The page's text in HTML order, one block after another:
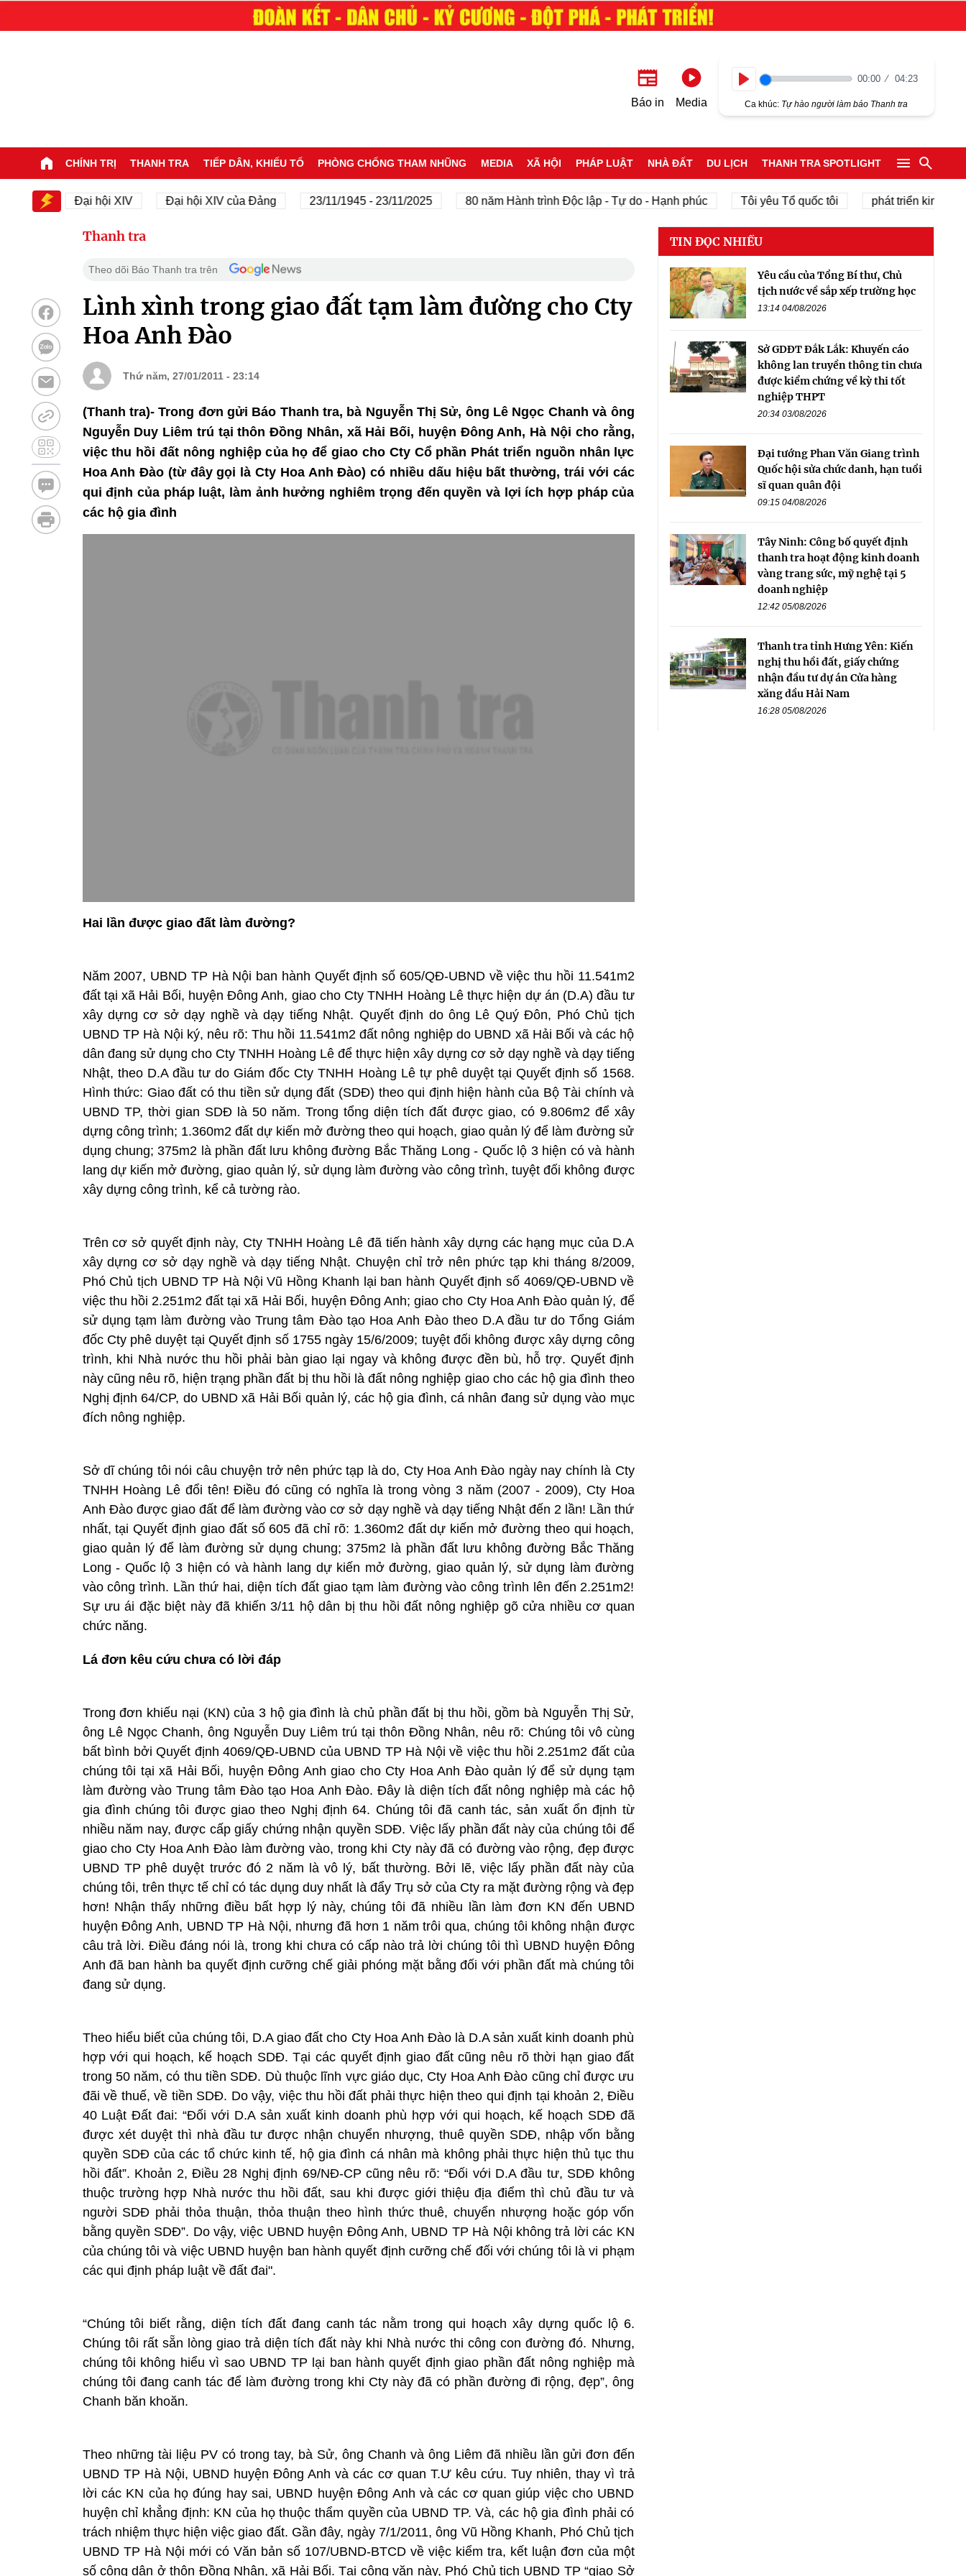
Báo in Media
00:00 04:23
Ca khúc: Tự hào người làm báo Thanh tra
CHÍNH TRỊ THANH TRA TIẾP DÂN, KHIẾU TỐ PHÒNG CHỐNG THAM NHŨNG MEDIA XÃ HỘI PHÁP LUẬT NHÀ ĐẤT DU LỊCH THANH TRA SPOTLIGHT
Đại hội XIV Đại hội XIV của Đảng 23/11/1945 - 23/11/2025 80 năm Hành trình Độc lập - Tự do - Hạnh phúc Tôi yêu Tổ quốc tôi phát triển kinh tế tư
Thanh tra
Theo dõi Báo Thanh tra trên
Lình xình trong giao đất tạm làm đường cho Cty
Hoa Anh Đào
Thứ năm, 27/01/2011 - 23:14
(Thanh tra)- Trong đơn gửi Báo Thanh tra, bà Nguyễn Thị Sử, ông Lê Ngọc Chanh và ông
Nguyễn Duy Liêm trú tại thôn Đồng Nhân, xã Hải Bối, huyện Đông Anh, Hà Nội cho rằng,
việc thu hồi đất nông nghiệp của họ để giao cho Cty Cổ phần Phát triển nguồn nhân lực
Hoa Anh Đào (từ đây gọi là Cty Hoa Anh Đào) có nhiều dấu hiệu bất thường, trái với các
qui định của pháp luật, làm ảnh hưởng nghiêm trọng đến quyền và lợi ích hợp pháp của
các hộ gia đình
Hai lần được giao đất làm đường?
Năm 2007, UBND TP Hà Nội ban hành Quyết định số 605/QĐ-UBND về việc thu hồi 11.541m2
đất tại xã Hải Bối, huyện Đông Anh, giao cho Cty TNHH Hoàng Lê thực hiện dự án (D.A) đầu tư
xây dựng cơ sở dạy nghề và dạy tiếng Nhật. Quyết định do ông Lê Quý Đôn, Phó Chủ tịch
UBND TP Hà Nội ký, nêu rõ: Thu hồi 11.541m2 đất nông nghiệp do UBND xã Hải Bối và các hộ
dân đang sử dụng cho Cty TNHH Hoàng Lê để thực hiện xây dựng cơ sở dạy nghề và dạy tiếng
Nhật, theo D.A đầu tư do Giám đốc Cty TNHH Hoàng Lê tự phê duyệt tại Quyết định số 1568.
Hình thức: Giao đất có thu tiền sử dụng đất (SDĐ) theo qui định hiện hành của Bộ Tài chính và
UBND TP, thời gian SDĐ là 50 năm. Trong tổng diện tích đất được giao, có 9.806m2 để xây
dựng công trình; 1.360m2 đất dự kiến mở đường theo qui hoạch, giao quản lý để làm đường sử
dụng chung; 375m2 là phần đất lưu không đường Bắc Thăng Long - Quốc lộ 3 hiện có và hành
lang dự kiến mở đường, giao quản lý, sử dụng làm đường vào công trình, tuyệt đối không được
xây dựng công trình, kể cả tường rào.
Trên cơ sở quyết định này, Cty TNHH Hoàng Lê đã tiến hành xây dựng các hạng mục của D.A
xây dựng cơ sở dạy nghề và dạy tiếng Nhật. Chuyện chỉ trở nên phức tạp khi tháng 8/2009,
Phó Chủ tịch UBND TP Hà Nội Vũ Hồng Khanh lại ban hành Quyết định số 4069/QĐ-UBND về
việc thu hồi 2.251m2 đất tại xã Hải Bối, huyện Đông Anh; giao cho Cty Hoa Anh Đào quản lý, để
sử dụng tạm làm đường vào Trung tâm Đào tạo Hoa Anh Đào theo D.A đầu tư do Tổng Giám
đốc Cty phê duyệt tại Quyết định số 1755 ngày 15/6/2009; tuyệt đối không được xây dựng công
trình, khi Nhà nước thu hồi phải bàn giao lại ngay và không được đền bù, hỗ trợ. Quyết định
này cũng nêu rõ, hiện trạng phần đất bị thu hồi là đất nông nghiệp giao cho các hộ gia đình theo
Nghị định 64/CP, do UBND xã Hải Bối quản lý, các hộ gia đình, cá nhân đang sử dụng vào mục
đích nông nghiệp.
Sở dĩ chúng tôi nói câu chuyện trở nên phức tạp là do, Cty Hoa Anh Đào ngày nay chính là Cty
TNHH Hoàng Lê đổi tên! Điều đó cũng có nghĩa là trong vòng 3 năm (2007 - 2009), Cty Hoa
Anh Đào được giao đất để làm đường vào cơ sở dạy nghề và dạy tiếng Nhật đến 2 lần! Lần thứ
nhất, tại Quyết định giao đất số 605 đã chỉ rõ: 1.360m2 đất dự kiến mở đường theo qui hoạch,
giao quản lý để làm đường sử dụng chung; 375m2 là phần đất lưu không đường Bắc Thăng
Long - Quốc lộ 3 hiện có và hành lang dự kiến mở đường, giao quản lý, sử dụng làm đường
vào công trình. Lần thứ hai, diện tích đất giao tạm làm đường vào công trình lên đến 2.251m2!
Sự ưu ái đặc biệt này đã khiến 3/11 hộ dân bị thu hồi đất nông nghiệp gõ cửa nhiều cơ quan
chức năng.
Lá đơn kêu cứu chưa có lời đáp
Trong đơn khiếu nại (KN) của 3 hộ gia đình là chủ phần đất bị thu hồi, gồm bà Nguyễn Thị Sử,
ông Lê Ngọc Chanh, ông Nguyễn Duy Liêm trú tại thôn Đồng Nhân, nêu rõ: Chúng tôi vô cùng
bất bình bởi Quyết định 4069/QĐ-UBND của UBND TP Hà Nội về việc thu hồi 2.251m2 đất của
chúng tôi tại xã Hải Bối, huyện Đông Anh giao cho Cty Hoa Anh Đào quản lý để sử dụng tạm
làm đường vào Trung tâm Đào tạo Hoa Anh Đào. Đây là diện tích đất nông nghiệp mà các hộ
gia đình chúng tôi được giao theo Nghị định 64. Chúng tôi đã canh tác, sản xuất ổn định từ
nhiều năm nay, được cấp giấy chứng nhận quyền SDĐ. Việc lấy phần đất này của chúng tôi để
giao cho Cty Hoa Anh Đào làm đường vào, trong khi Cty này đã có đường vào rộng, đẹp được
UBND TP phê duyệt trước đó 2 năm là vô lý, bất thường. Bởi lẽ, việc lấy phần đất này của
chúng tôi, trên thực tế chỉ có tác dụng duy nhất là đẩy Trụ sở của Cty ra mặt đường rộng và đẹp
hơn! Nhận thấy những điều bất hợp lý này, chúng tôi đã nhiều lần làm đơn KN đến UBND
huyện Đông Anh, UBND TP Hà Nội, nhưng đã hơn 1 năm trôi qua, chúng tôi không nhận được
câu trả lời. Điều đáng nói là, trong khi chưa có cấp nào trả lời chúng tôi thì UBND huyện Đông
Anh đã ban hành ba quyết định cưỡng chế giải phóng mặt bằng đối với phần đất mà chúng tôi
đang sử dụng.
Theo hiểu biết của chúng tôi, D.A giao đất cho Cty Hoa Anh Đào là D.A sản xuất kinh doanh phù
hợp với qui hoạch, kế hoạch SDĐ. Tại các quyết định giao đất cũng nêu rõ thời hạn giao đất
trong 50 năm, có thu tiền SDĐ. Dù thuộc lĩnh vực giáo dục, Cty Hoa Anh Đào cũng chỉ được ưu
đãi về thuế, về tiền SDĐ. Do vậy, việc thu hồi đất phải thực hiện theo qui định tại khoản 2, Điều
40 Luật Đất đai: “Đối với D.A sản xuất kinh doanh phù hợp với qui hoạch, kế hoạch SDĐ đã
được xét duyệt thì nhà đầu tư được nhận chuyển nhượng, thuê quyền SDĐ, nhập vốn bằng
quyền SDĐ của các tổ chức kinh tế, hộ gia đình cá nhân mà không phải thực hiện thủ tục thu
hồi đất”. Khoản 2, Điều 28 Nghị định 69/NĐ-CP cũng nêu rõ: “Đối với D.A đầu tư, SDĐ không
thuộc trường hợp Nhà nước thu hồi đất, sau khi được giới thiệu địa điểm thì chủ đầu tư và
người SDĐ phải thỏa thuận, thỏa thuận theo hình thức thuê, chuyển nhượng hoặc góp vốn
bằng quyền SDĐ”. Do vậy, việc UBND huyện Đông Anh, UBND TP Hà Nội không trả lời các KN
của chúng tôi và việc UBND huyện ban hành quyết định cưỡng chế đối với chúng tôi là vi phạm
các qui định pháp luật về đất đai".
“Chúng tôi biết rằng, diện tích đất đang canh tác nằm trong qui hoạch xây dựng quốc lộ 6.
Chúng tôi rất sẵn lòng giao trả diện tích đất này khi Nhà nước thi công con đường đó. Nhưng,
chúng tôi không hiểu vì sao UBND TP lại ban hành quyết định giao phần đất nông nghiệp mà
chúng tôi đang canh tác để làm đường trong khi Cty này đã có phần đường đi rộng, đẹp”, ông
Chanh băn khoăn.
Theo những tài liệu PV có trong tay, bà Sử, ông Chanh và ông Liêm đã nhiều lần gửi đơn đến
UBND TP Hà Nội, UBND huyện Đông Anh và các cơ quan T.Ư kêu cứu. Tuy nhiên, thay vì trả
lời các KN của họ đúng hay sai, UBND huyện Đông Anh và các cơ quan giúp việc cho UBND
huyện chỉ khẳng định: KN của họ thuộc thẩm quyền của UBND TP. Và, các hộ gia đình phải có
trách nhiệm thực hiện việc giao đất. Gần đây, ngày 7/1/2011, ông Vũ Hồng Khanh, Phó Chủ tịch
UBND TP Hà Nội mới có Văn bản số 107/UBND-BTCD về việc kiểm tra, kết luận đơn của một
số công dân ở thôn Đồng Nhân, xã Hải Bối. Tại công văn này, Phó Chủ tịch UBND TP “giao Sở
TIN ĐỌC NHIỀU
Yêu cầu của Tổng Bí thư, Chủ
tịch nước về sắp xếp trường học
13:14 04/08/2026
Sở GDĐT Đắk Lắk: Khuyến cáo
không lan truyền thông tin chưa
được kiểm chứng về kỳ thi tốt
nghiệp THPT
20:34 03/08/2026
Đại tướng Phan Văn Giang trình
Quốc hội sửa chức danh, hạn tuổi
sĩ quan quân đội
09:15 04/08/2026
Tây Ninh: Công bố quyết định
thanh tra hoạt động kinh doanh
vàng trang sức, mỹ nghệ tại 5
doanh nghiệp
12:42 05/08/2026
Thanh tra tỉnh Hưng Yên: Kiến
nghị thu hồi đất, giấy chứng
nhận đầu tư dự án Cửa hàng
xăng dầu Hải Nam
16:28 05/08/2026